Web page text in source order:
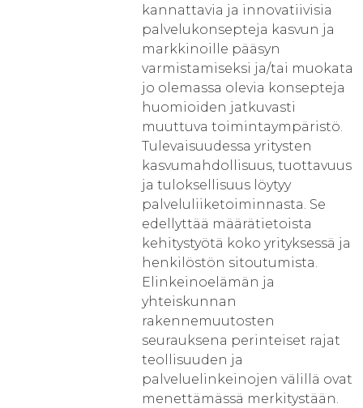
kannattavia ja innovatiivisia
palvelukonsepteja kasvun ja
markkinoille pääsyn
varmistamiseksi ja/tai muokata
jo olemassa olevia konsepteja
huomioiden jatkuvasti
muuttuva toimintaympäristö.
Tulevaisuudessa yritysten
kasvumahdollisuus, tuottavuus
ja tuloksellisuus löytyy
palveluliiketoiminnasta. Se
edellyttää määrätietoista
kehitystyötä koko yrityksessä ja
henkilöstön sitoutumista.
Elinkeinoelämän ja
yhteiskunnan
rakennemuutosten
seurauksena perinteiset rajat
teollisuuden ja
palveluelinkeinojen välillä ovat
menettämässä merkitystään.